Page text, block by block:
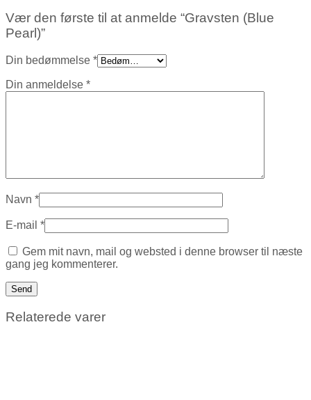
Vær den første til at anmelde “Gravsten (Blue
Pearl)”
Din bedømmelse *
Din anmeldelse *
Navn *
E-mail *
Gem mit navn, mail og websted i denne browser til næste
gang jeg kommenterer.
Relaterede varer